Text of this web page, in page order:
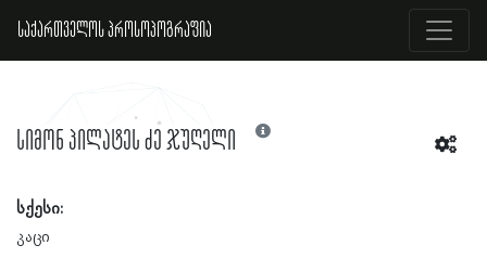
საქართველოს პროსოპოგრაფია
სიმონ პილატეს ძე ჯუღელი
სქესი:
კაცი